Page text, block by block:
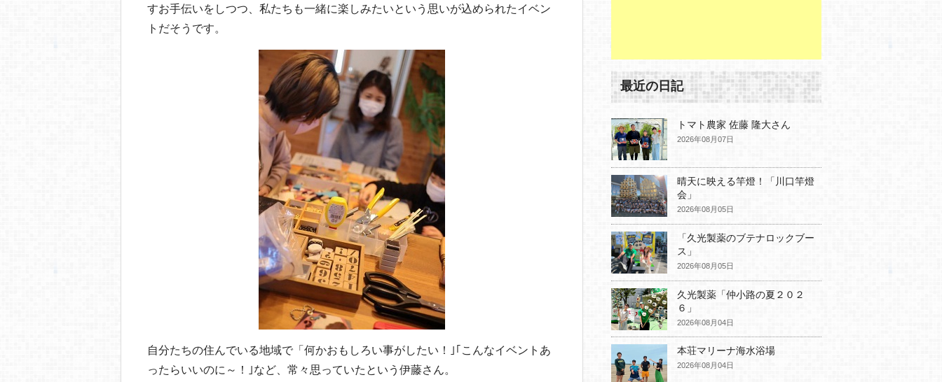
すお手伝いをしつつ、私たちも一緒に楽しみたいという思いが込められたイベン
トだそうです。
自分たちの住んでいる地域で「何かおもしろい事がしたい！｣｢こんなイベントあ
ったらいいのに～！｣など、常々思っていたという伊藤さん。
最近の日記
トマト農家 佐藤 隆大さん
2026年08月07日
晴天に映える竿燈！「川口竿燈
会」
2026年08月05日
「久光製薬のブテナロックブー
ス」
2026年08月05日
久光製薬「仲小路の夏２０２
６」
2026年08月04日
本荘マリーナ海水浴場
2026年08月04日